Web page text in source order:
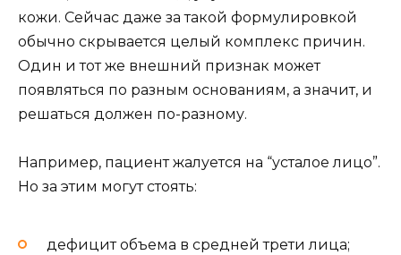
кожи. Сейчас даже за такой формулировкой
обычно скрывается целый комплекс причин.
Один и тот же внешний признак может
появляться по разным основаниям, а значит, и
решаться должен по-разному.
Например, пациент жалуется на “усталое лицо”.
Но за этим могут стоять:
дефицит объема в средней трети лица;